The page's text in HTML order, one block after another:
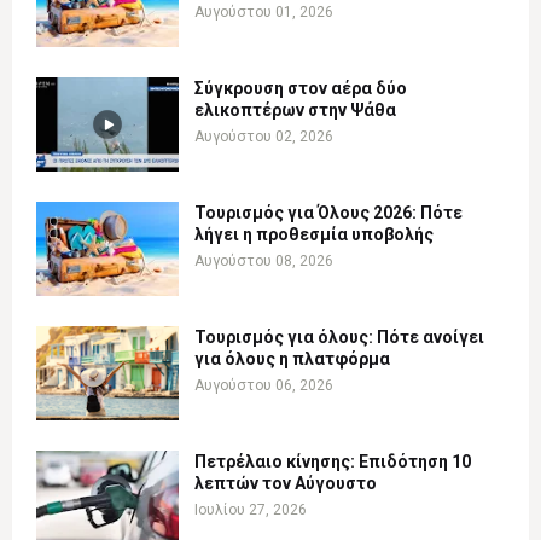
Αυγούστου 01, 2026
Σύγκρουση στον αέρα δύο
ελικοπτέρων στην Ψάθα
Αυγούστου 02, 2026
Τουρισμός για Όλους 2026: Πότε
λήγει η προθεσμία υποβολής
Αυγούστου 08, 2026
Τουρισμός για όλους: Πότε ανοίγει
για όλους η πλατφόρμα
Αυγούστου 06, 2026
Πετρέλαιο κίνησης: Επιδότηση 10
λεπτών τον Αύγουστο
Ιουλίου 27, 2026